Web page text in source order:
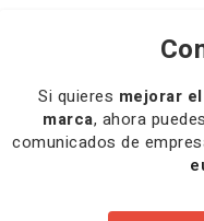
Si quieres mejorar
marca, ahora
comunicados de